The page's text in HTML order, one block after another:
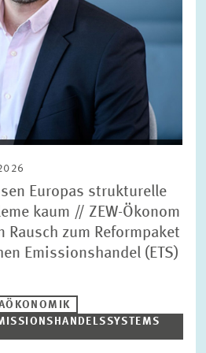
Europas strukturelle
kaum // ZEW-Ökonom
Rausch zum Reformpaket
Emissionshandel (ETS)